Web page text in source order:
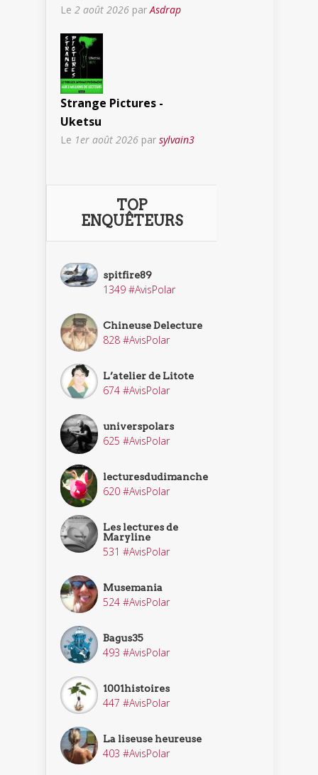
Le 2 août 2026 par Asdrap
Strange Pictures -
Uketsu
Le 1er août 2026 par sylvain3
TOP
ENQUÊTEURS
spitfire89
1349 #AvisPolar
Chineuse Delecture
828 #AvisPolar
L’atelier de Litote
674 #AvisPolar
universpolars
625 #AvisPolar
lecturesdudimanche
620 #AvisPolar
Les lectures de
Maryline
531 #AvisPolar
Musemania
524 #AvisPolar
Bagus35
493 #AvisPolar
1001histoires
447 #AvisPolar
La liseuse heureuse
403 #AvisPolar